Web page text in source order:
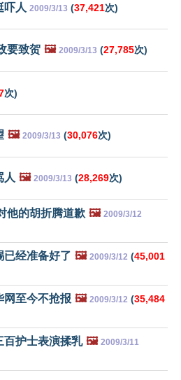
吓人 2009/3/13 (37,421次)
要致贺 🖼️ 2009/3/13 (27,785次)
次)
🖼️ 2009/3/13 (30,076次)
人 🖼️ 2009/3/13 (28,269次)
他的胡折腾道歉 🖼️ 2009/3/12
已经准备好了 🖼️ 2009/3/12 (45,001
网至今不抢报 🖼️ 2009/3/12 (35,484
百护士表演揉乳 🖼️ 2009/3/11